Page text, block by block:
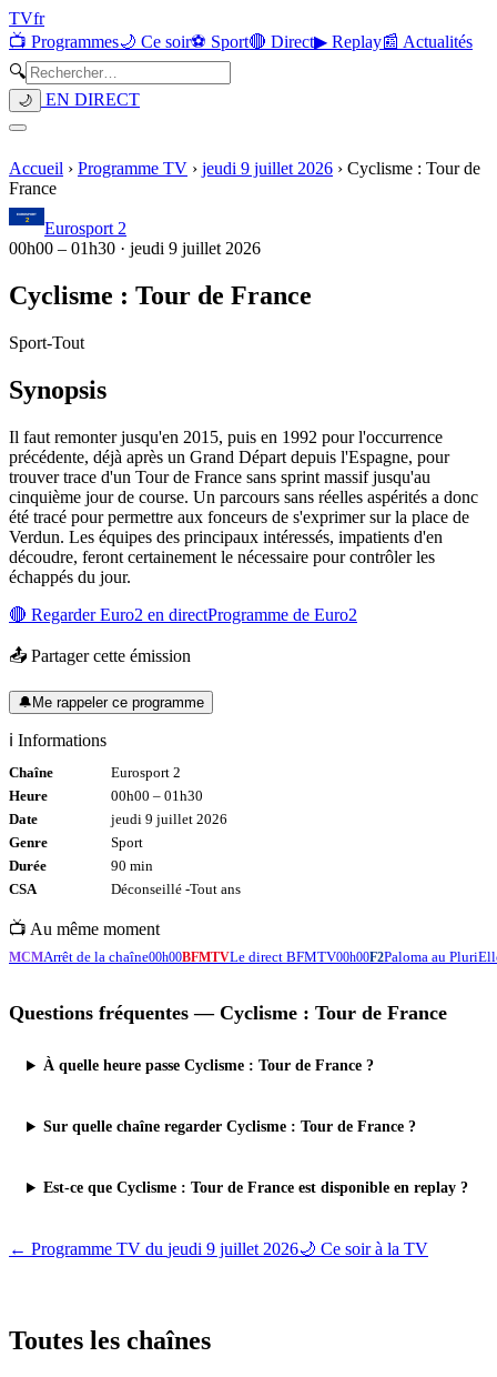
TVfr
📺 Programmes🌙 Ce soir⚽ Sport🔴 Direct▶ Replay📰 Actualités
🔍
🌙 EN DIRECT
Accueil › Programme TV › jeudi 9 juillet 2026 › Cyclisme : Tour de
France
Eurosport 2
00h00 – 01h30 · jeudi 9 juillet 2026
Cyclisme : Tour de France
Sport-Tout
Synopsis
Il faut remonter jusqu'en 2015, puis en 1992 pour l'occurrence
précédente, déjà après un Grand Départ depuis l'Espagne, pour
trouver trace d'un Tour de France sans sprint massif jusqu'au
cinquième jour de course. Un parcours sans réelles aspérités a donc
été tracé pour permettre aux fonceurs de s'exprimer sur la place de
Verdun. Les équipes des principaux intéressés, impatients d'en
découdre, feront certainement le nécessaire pour contrôler les
échappés du jour.
🔴 RegarderEuro2 en directProgramme de Euro2
📤 Partager cette émission
🔔Me rappeler ce programme
ℹ️ Informations
Chaîne
Eurosport 2
Heure
00h00 – 01h30
Date
jeudi 9 juillet 2026
Genre
Sport
Durée
90 min
CSA
Déconseillé -Tout ans
📺 Au même moment
MCMArrêt de la chaîne00h00BFMTVLe direct BFMTV00h00F2Paloma au
Questions fréquentes — Cyclisme : Tour de France
À quelle heure passe Cyclisme : Tour de France ?
Sur quelle chaîne regarder Cyclisme : Tour de France ?
Est-ce que Cyclisme : Tour de France est disponible en replay ?
← Programme TV du jeudi 9 juillet 2026🌙 Ce soir à la TV
Toutes les chaînes